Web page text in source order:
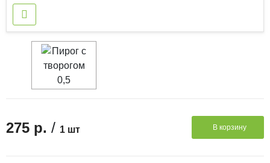
275 р. / 1 шт В корзину